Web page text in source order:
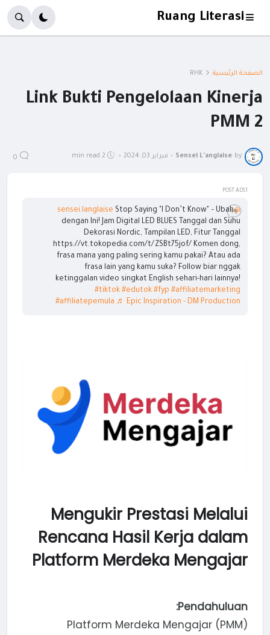
Ruang Literasi
الصفحة الرئيسية RHK
Link Bukti Pengelolaan Kinerja
PMM 2
by
Sensei L'anglaise
• فبراير 03, 2024 •
2 min read
0
POST ADS1
@sensei.langlaise
Stop Saying "I Don’t Know" – Ubah
dengan Ini! Jam Digital LED BLUES Tanggal dan Suhu
Dekorasi Nordic, Tampilan LED, Fitur Tanggal
https://vt.tokopedia.com/t/ZSBt75jof/ Komen dong,
frasa mana yang paling sering kamu pakai? Atau ada
frasa lain yang kamu suka? Follow biar nggak
ketinggalan video singkat English sehari-hari lainnya!
#tiktok #edutok #fyp #affiliatemarketing
#affiliatepemula ♬ Epic Inspiration - DM Production
Mengukir Prestasi Melalui
Rencana Hasil Kerja dalam
Platform Merdeka Mengajar
Pendahuluan:
Platform Merdeka Mengajar (PMM)